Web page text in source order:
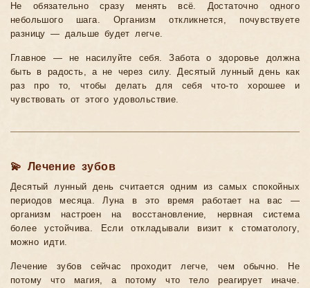
Не обязательно сразу менять всё. Достаточно одного
небольшого шага. Организм откликнется, почувствуете
разницу — дальше будет легче.
Главное — не насилуйте себя. Забота о здоровье должна
быть в радость, а не через силу. Десятый лунный день как
раз про то, чтобы делать для себя что-то хорошее и
чувствовать от этого удовольствие.
💫 Лечение зубов
Десятый лунный день считается одним из самых спокойных
периодов месяца. Луна в это время работает на вас —
организм настроен на восстановление, нервная система
более устойчива. Если откладывали визит к стоматологу,
можно идти.
Лечение зубов сейчас проходит легче, чем обычно. Не
потому что магия, а потому что тело реагирует иначе.